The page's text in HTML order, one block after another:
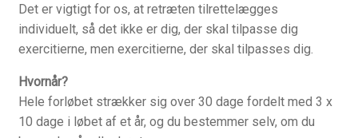
Seminar for åndelige vejledere i Skandinavien
Trospraksis TV
Det er vigtigt for os, at retræten tilrettelægges
individuelt, så det ikke er dig, der skal tilpasse dig
exercitierne, men exercitierne, der skal tilpasses dig.
Hvornår?
Hele forløbet strækker sig over 30 dage fordelt med 3 x
10 dage i løbet af et år, og du bestemmer selv, om du